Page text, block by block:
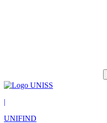
|
UNIFIND